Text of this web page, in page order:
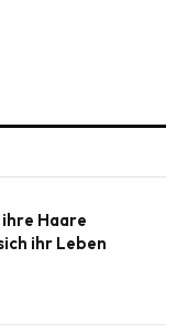
Haare
ihr Leben